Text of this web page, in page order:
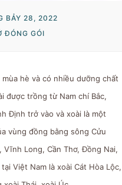
BẢY 28, 2022
ĐÓNG GÓI
hè và có nhiều dưỡng chất
được trồng từ Nam chí Bắc,
Định trở vào và xoài là một
vùng đồng bằng sông Cửu
Long, Cần Thơ, Đồng Nai,
Việt Nam là xoài Cát Hòa Lộc,